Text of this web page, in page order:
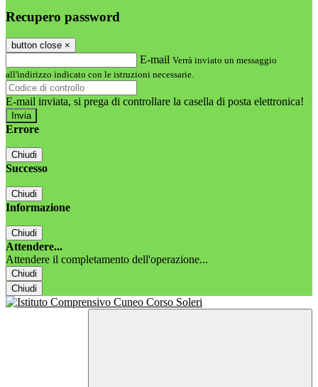
Recupero password
button close ×
E-mail Verrà inviato un messaggio
all'indirizzo indicato con le istruzioni necessarie.
E-mail inviata, si prega di controllare la casella di posta elettronica!
Errore
Chiudi
Successo
Chiudi
Informazione
Chiudi
Attendere...
Attendere il completamento dell'operazione...
Chiudi
Chiudi